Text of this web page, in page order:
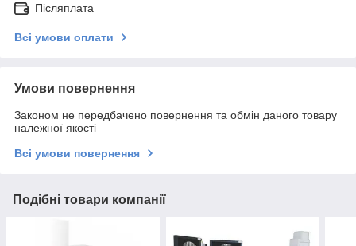
Післяплата
Всі умови оплати
Умови повернення
Законом не передбачено повернення та обмін даного товару
належної якості
Всі умови повернення
Подібні товари компанії